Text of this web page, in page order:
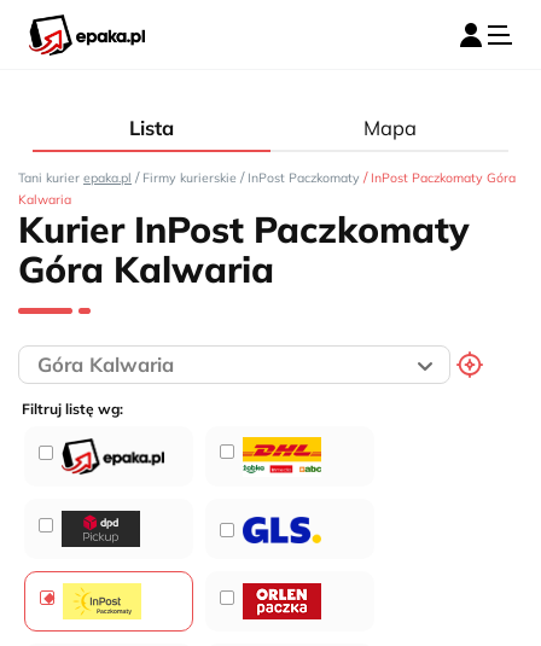
Lista Mapa
Tani kurier epaka.pl / Firmy kurierskie / InPost Paczkomaty / InPost Paczkomaty Góra
Kalwaria
Kurier InPost Paczkomaty
Góra Kalwaria
Filtruj listę wg: